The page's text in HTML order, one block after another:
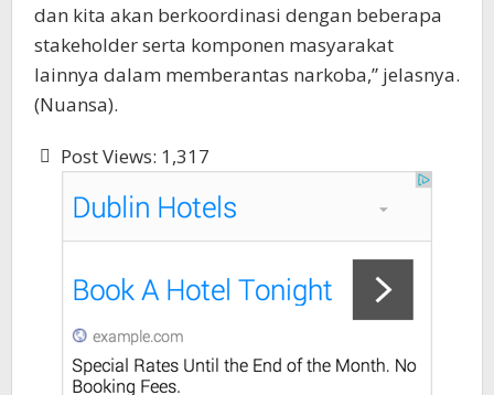
dan kita akan berkoordinasi dengan beberapa
stakeholder serta komponen masyarakat
lainnya dalam memberantas narkoba,” jelasnya.
(Nuansa).
Post Views: 1,317